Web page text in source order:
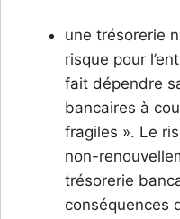
une trésorerie
risque pour
fait dépendre
bancaires à
fragiles ». Le
non-
trésorerie
conséquences